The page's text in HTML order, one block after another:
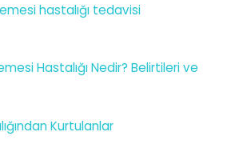
hastalığı tedavisi
Hastalığı Nedir? Belirtileri ve
Kurtulanlar